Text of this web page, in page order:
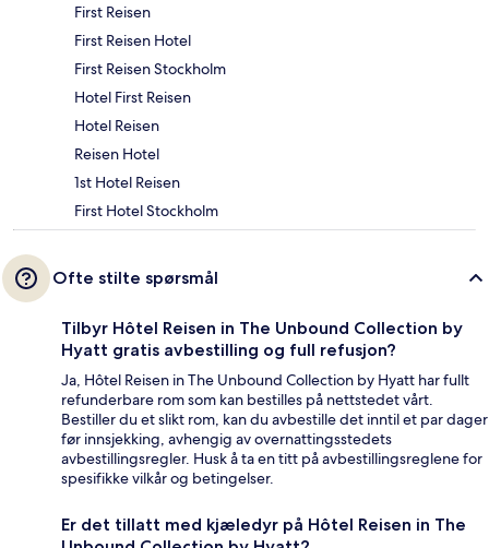
First Reisen
First Reisen Hotel
First Reisen Stockholm
Hotel First Reisen
Hotel Reisen
Reisen Hotel
1st Hotel Reisen
First Hotel Stockholm
Ofte stilte spørsmål
Tilbyr Hôtel Reisen in The Unbound Collection by
Hyatt gratis avbestilling og full refusjon?
Ja, Hôtel Reisen in The Unbound Collection by Hyatt har fullt
refunderbare rom som kan bestilles på nettstedet vårt.
Bestiller du et slikt rom, kan du avbestille det inntil et par dager
før innsjekking, avhengig av overnattingsstedets
avbestillingsregler. Husk å ta en titt på avbestillingsreglene for
spesifikke vilkår og betingelser.
Er det tillatt med kjæledyr på Hôtel Reisen in The